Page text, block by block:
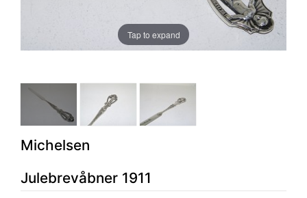
Tap to expand
Michelsen
Julebrevåbner 1911